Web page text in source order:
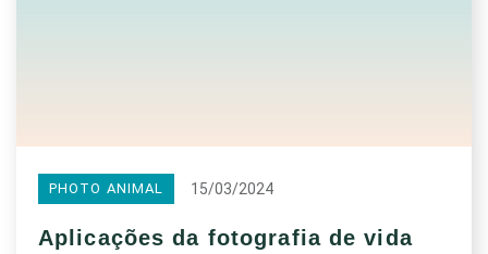
PHOTO ANIMAL 15/03/2024
Aplicações da fotografia de vida